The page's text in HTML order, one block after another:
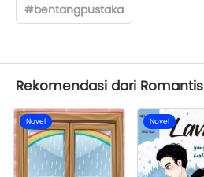
#bentangpustaka
Rekomendasi dari Romantis
Novel Novel